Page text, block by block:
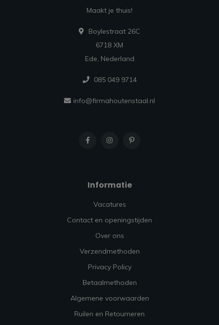
Maakt je thuis!
Boylestraat 26C
6718 XM
Ede, Nederland
085 049 9714
info@firmahoutenstaal.nl
Informatie
Vacatures
Contact en openingstijden
Over ons
Verzendmethoden
Privacy Policy
Betaalmethoden
Algemene voorwaarden
Ruilen en Retourneren